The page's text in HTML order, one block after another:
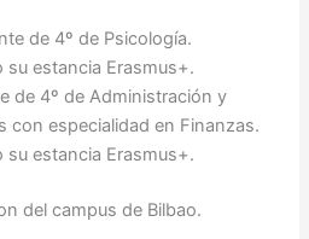
de 4º de Psicología.
estancia Erasmus+.
de 4º de Administración y
con especialidad en Finanzas.
estancia Erasmus+.
del campus de Bilbao.